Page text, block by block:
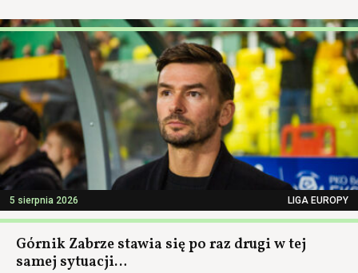
5 sierpnia 2026 LIGA EUROPY
Górnik Zabrze stawia się po raz drugi w tej
samej sytuacji…